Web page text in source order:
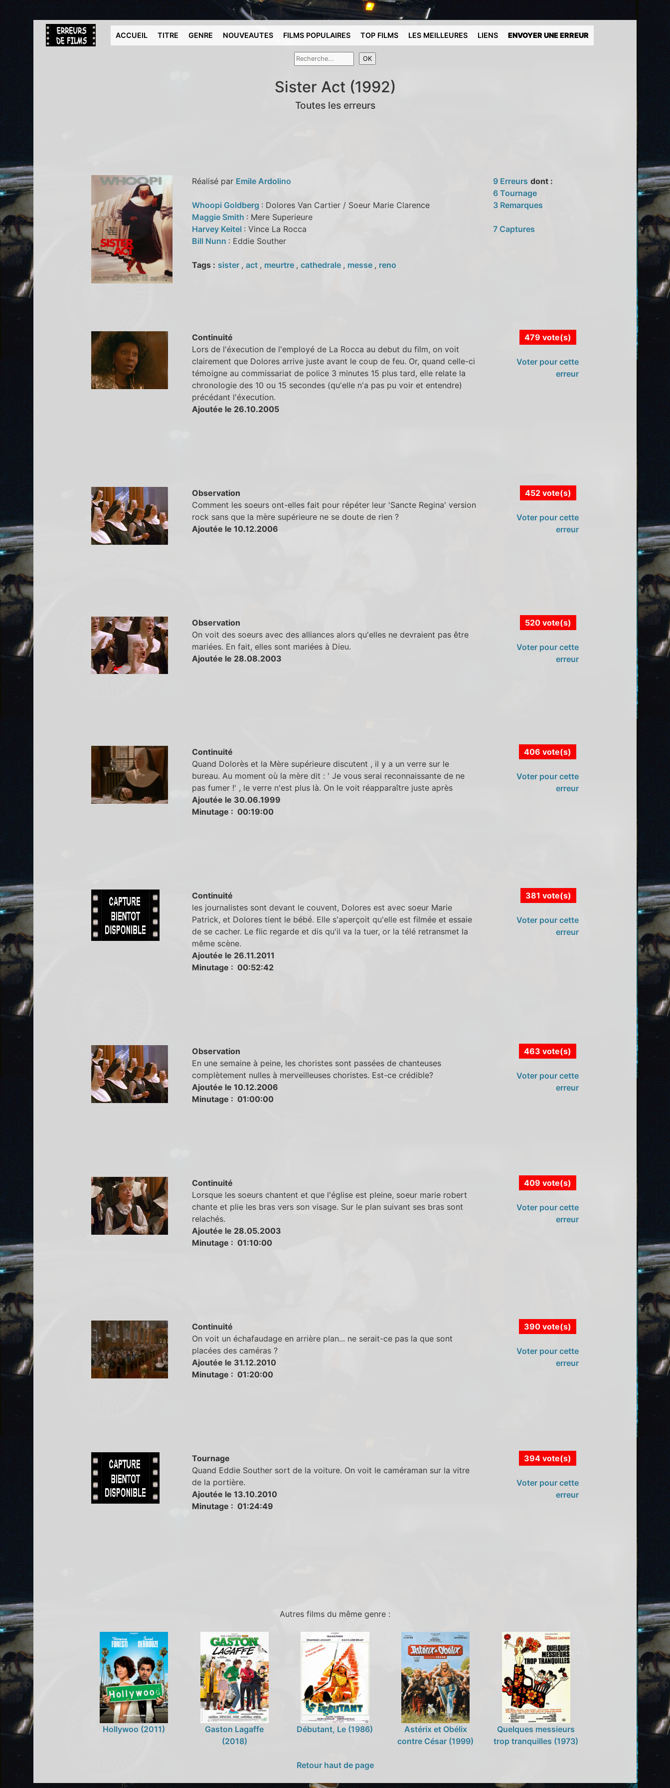
ACCUEIL TITRE GENRE NOUVEAUTES FILMS POPULAIRES TOP FILMS LES MEILLEURES LIENS ENVOYER UNE ERREUR
Sister Act (1992)
Toutes les erreurs
Réalisé par Emile Ardolino
Whoopi Goldberg : Dolores Van Cartier / Soeur Marie Clarence
Maggie Smith : Mere Superieure
Harvey Keitel : Vince La Rocca
Bill Nunn : Eddie Souther
Tags : sister , act , meurtre , cathedrale , messe , reno
9 Erreurs dont :
6 Tournage
3 Remarques
7 Captures
Continuité
Lors de l'éxecution de l'employé de La Rocca au debut du film, on voit
clairement que Dolores arrive juste avant le coup de feu. Or, quand celle-ci
témoigne au commissariat de police 3 minutes 15 plus tard, elle relate la
chronologie des 10 ou 15 secondes (qu'elle n'a pas pu voir et entendre)
précédant l'éxecution.
Ajoutée le 26.10.2005
479 vote(s)
Voter pour cette
erreur
Observation
Comment les soeurs ont-elles fait pour répéter leur 'Sancte Regina' version
rock sans que la mère supérieure ne se doute de rien ?
Ajoutée le 10.12.2006
452 vote(s)
Voter pour cette
erreur
Observation
On voit des soeurs avec des alliances alors qu'elles ne devraient pas être
mariées. En fait, elles sont mariées à Dieu.
Ajoutée le 28.08.2003
520 vote(s)
Voter pour cette
erreur
Continuité
Quand Dolorès et la Mère supérieure discutent , il y a un verre sur le
bureau. Au moment où la mère dit : ' Je vous serai reconnaissante de ne
pas fumer !' , le verre n'est plus là. On le voit réapparaître juste après
Ajoutée le 30.06.1999
Minutage : 00:19:00
406 vote(s)
Voter pour cette
erreur
Continuité
les journalistes sont devant le couvent, Dolores est avec soeur Marie
Patrick, et Dolores tient le bébé. Elle s'aperçoit qu'elle est filmée et essaie
de se cacher. Le flic regarde et dis qu'il va la tuer, or la télé retransmet la
même scène.
Ajoutée le 26.11.2011
Minutage : 00:52:42
381 vote(s)
Voter pour cette
erreur
Observation
En une semaine à peine, les choristes sont passées de chanteuses
complètement nulles à merveilleuses choristes. Est-ce crédible?
Ajoutée le 10.12.2006
Minutage : 01:00:00
463 vote(s)
Voter pour cette
erreur
Continuité
Lorsque les soeurs chantent et que l'église est pleine, soeur marie robert
chante et plie les bras vers son visage. Sur le plan suivant ses bras sont
relachés.
Ajoutée le 28.05.2003
Minutage : 01:10:00
409 vote(s)
Voter pour cette
erreur
Continuité
On voit un échafaudage en arrière plan... ne serait-ce pas la que sont
placées des caméras ?
Ajoutée le 31.12.2010
Minutage : 01:20:00
390 vote(s)
Voter pour cette
erreur
Tournage
Quand Eddie Souther sort de la voiture. On voit le caméraman sur la vitre
de la portière.
Ajoutée le 13.10.2010
Minutage : 01:24:49
394 vote(s)
Voter pour cette
erreur
Autres films du même genre :
Hollywoo (2011)
Gaston Lagaffe
(2018)
Débutant, Le (1986)
Astérix et Obélix
contre César (1999)
Quelques messieurs
trop tranquilles (1973)
Retour haut de page